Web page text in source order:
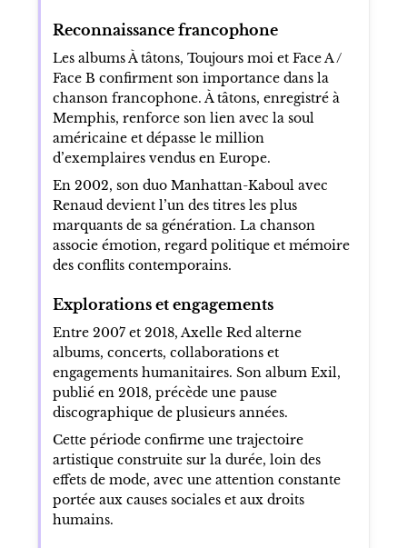
Reconnaissance francophone
Les albums À tâtons, Toujours moi et Face A /
Face B confirment son importance dans la
chanson francophone. À tâtons, enregistré à
Memphis, renforce son lien avec la soul
américaine et dépasse le million
d’exemplaires vendus en Europe.
En 2002, son duo Manhattan-Kaboul avec
Renaud devient l’un des titres les plus
marquants de sa génération. La chanson
associe émotion, regard politique et mémoire
des conflits contemporains.
Explorations et engagements
Entre 2007 et 2018, Axelle Red alterne
albums, concerts, collaborations et
engagements humanitaires. Son album Exil,
publié en 2018, précède une pause
discographique de plusieurs années.
Cette période confirme une trajectoire
artistique construite sur la durée, loin des
effets de mode, avec une attention constante
portée aux causes sociales et aux droits
humains.